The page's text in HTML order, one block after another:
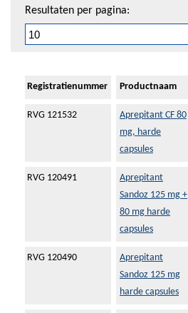
Resultaten per pagina:
Registratienummer Productnaam
RVG 121532
Aprepitant CF 80
mg, harde
capsules
RVG 120491
Aprepitant
Sandoz 125 mg +
80 mg harde
capsules
RVG 120490
Aprepitant
Sandoz 125 mg
harde capsules